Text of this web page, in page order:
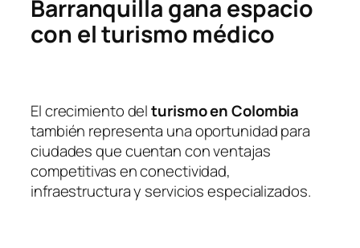
Barranquilla gana espacio
con el turismo médico
El crecimiento delturismo en Colombia
también representa una oportunidad para
ciudades que cuentan con ventajas
competitivas en conectividad,
infraestructura y servicios especializados.